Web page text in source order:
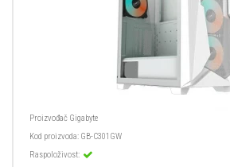
Proizvođač Gigabyte
Kod proizvoda: GB-C301GW
Raspoloživost: